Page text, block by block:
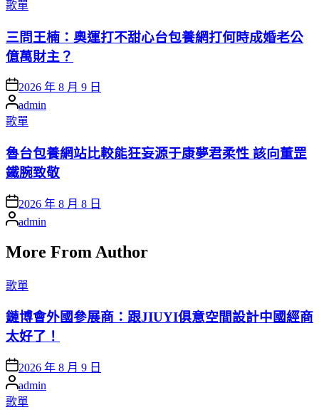
in
歌單
三問王楠：奧運打不甜心台包養網打何時成婚老公
億萬財主？
Posted
on
2026 年 8 月 9 日
Posted
by
admin
Posted
in
歌單
魯台包養網站比較能狂妄源于康夢君柔性 該向董罡
鐵腕致敬
Posted
on
2026 年 8 月 8 日
Posted
by
admin
More From Author
Posted
in
歌單
鏈博會外國參展商：跟JIUYI俱意空間設計中國經商
太好了！
Posted
on
2026 年 8 月 9 日
Posted
by
admin
Posted
in
歌單